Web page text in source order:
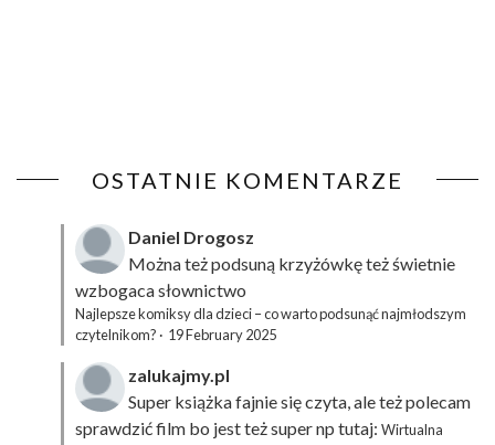
OSTATNIE KOMENTARZE
Daniel Drogosz
Można też podsuną krzyżówkęteż świetnie
wzbogaca słownictwo
Najlepsze komiksy dla dzieci – co warto podsunąć najmłodszym
czytelnikom? · 19 February 2025
zalukajmy.pl
Super książka fajnie się czyta, ale też polecam
sprawdzić film bo jest też super np tutaj: Wirtualna